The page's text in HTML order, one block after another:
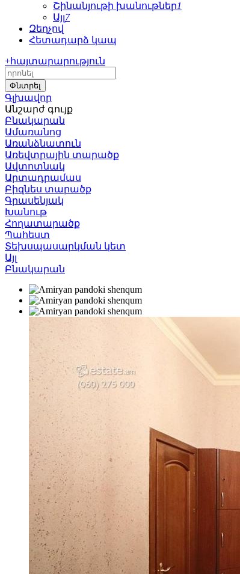
Շինանյութի խանութներ1
Այլ7
Զեղչով
Հետադարձ կապ
+հայտարարություն
Գլխավոր
Անշարժ գույք
Բնակարան
Ամառանոց
Առանձնատուն
Առեվտրային տարածք
Ավտոտնակ
Արտադրամաս
Բիզնես տարածք
Գրասենյակ
Խանութ
Հողատարածք
Պահեստ
Տեխսպասարկման կետ
Այլ
Բնակարան